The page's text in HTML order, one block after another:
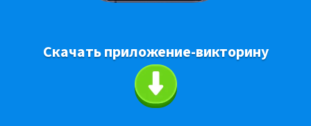
Скачать приложение-викторину